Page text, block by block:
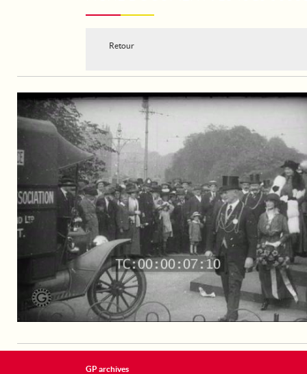
Retour
GP archives